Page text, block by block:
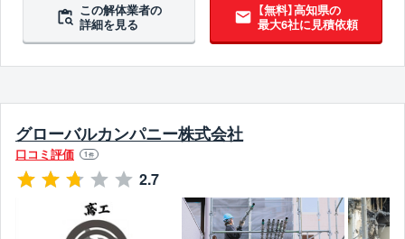
吹付アスベスト撤去対応
ブロック塀撤去対応
10年以上無違反 翌営業日までに連絡
この解体業者の
詳細を見る
【無料】高知県の
最大6社に見積依頼
グローバルカンパニー株式会社
口コミ評価 1 件
2.7